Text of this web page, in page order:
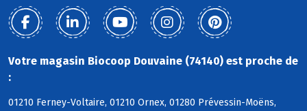
Votre magasin Biocoop Douvaine (74140) est proche de
:
01210 Ferney-Voltaire, 01210 Ornex, 01280 Prévessin-Moëns,